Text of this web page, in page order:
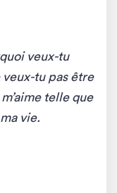
veux-tu
tu pas être
telle que
vie.